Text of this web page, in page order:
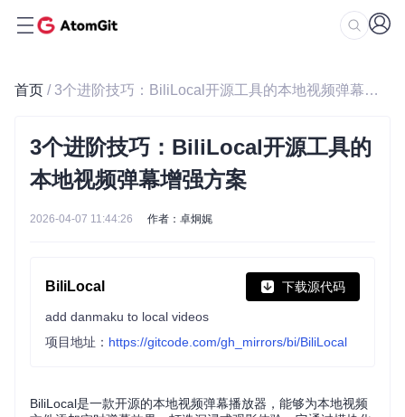
首页 / 3个进阶技巧：BiliLocal开源工具的本地视频弹幕增强方案
3个进阶技巧：BiliLocal开源工具的
本地视频弹幕增强方案
2026-04-07 11:44:26 作者：卓炯娓
BiliLocal 下载源代码
add danmaku to local videos
项目地址： https://gitcode.com/gh_mirrors/bi/BiliLocal
BiliLocal是一款开源的本地视频弹幕播放器，能够为本地视频